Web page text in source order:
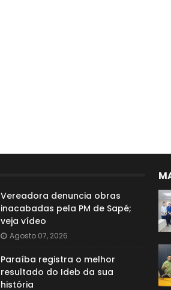
Vereadora denuncia obras
inacabadas pela PM de Sapé;
veja vídeo
Agosto 07, 2026
Paraíba registra o melhor
resultado do Ideb da sua
história